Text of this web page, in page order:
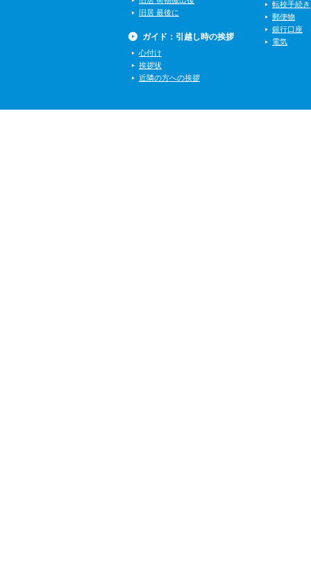
旧居 最後に
ガイド：引越し時の挨拶
心付け
挨拶状
近隣の方への挨拶
転校手続き
郵便物
銀行口座
電気